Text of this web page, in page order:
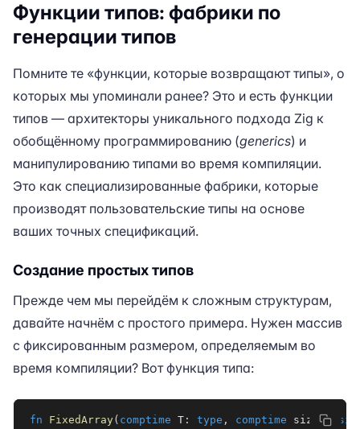
Функции типов: фабрики по
генерации типов
Помните те «функции, которые возвращают типы», о
которых мы упоминали ранее? Это и есть функции
типов — архитекторы уникального подхода Zig к
обобщённому программированию (generics) и
манипулированию типами во время компиляции.
Это как специализированные фабрики, которые
производят пользовательские типы на основе
ваших точных спецификаций.
Создание простых типов
Прежде чем мы перейдём к сложным структурам,
давайте начнём с простого примера. Нужен массив
с фиксированным размером, определяемым во
время компиляции? Вот функция типа:
fn FixedArray( comptime T : type , comptime size :